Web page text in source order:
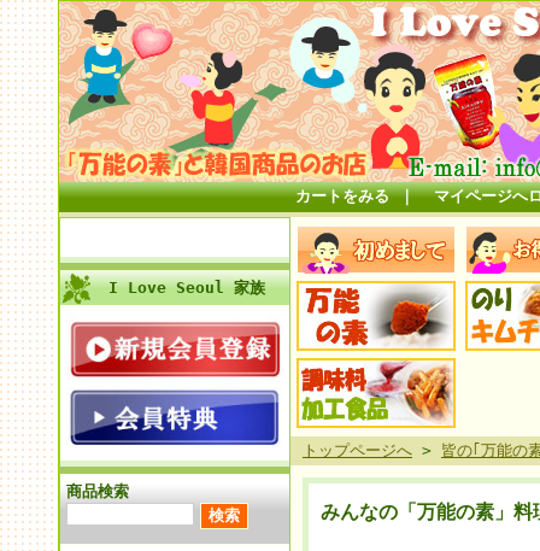
カートをみる｜ マイページへ
I Love Seoul 家族
商品検索
トップページへ > 皆の｢万能の
みんなの「万能の素」